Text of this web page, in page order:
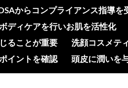
からコンプライアンス指導
ディケアを行いお肌を活性化
ることが重要
洗顔コスメテ
イントを確認
頭皮に潤いを